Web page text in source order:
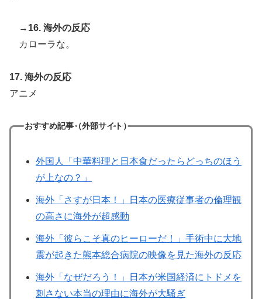
→16. 海外の反応
カローラな。
17. 海外の反応
アニメ
おすすめ記事（外部サイト）
外国人「中華料理と日本食だったらどっちのほう
が上なの？」
海外「さすが日本！」日本の医療従事者の倫理観
の高さに海外が超感動
海外「彼らこそ真のヒーローだ！」手術中に大地
震が起きた熊本総合病院の映像を見た海外の反応
海外「なぜだろう！」日本が米国経済にトドメを
刺さない本当の理由に海外が大騒ぎ